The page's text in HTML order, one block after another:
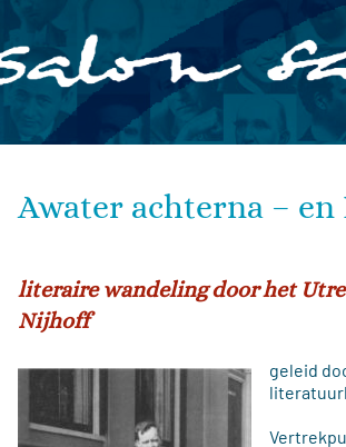
Awater achterna –
literaire wandeling door het
Nijhoff
geleid